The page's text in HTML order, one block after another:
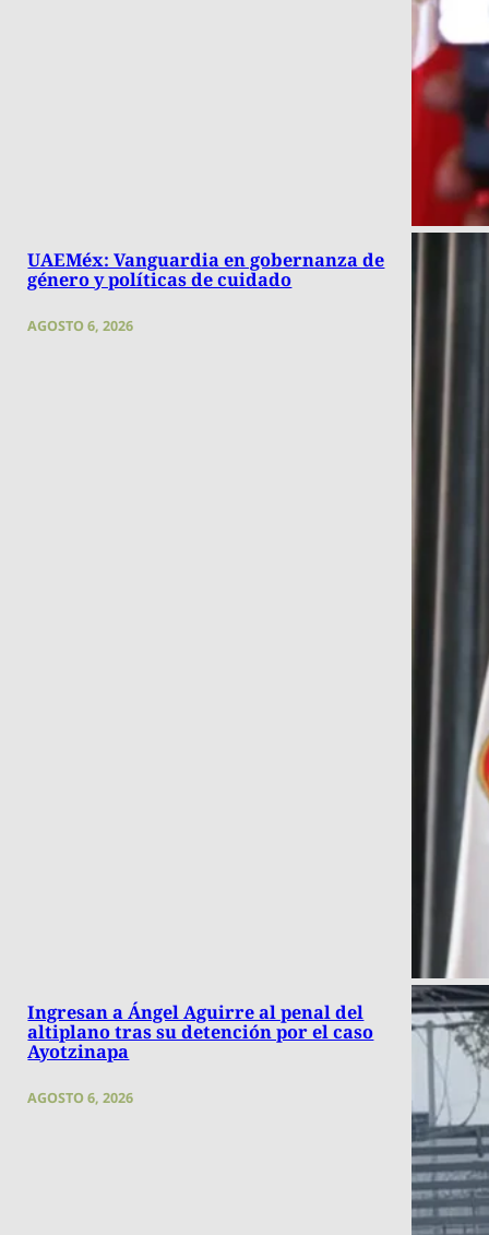
UAEMéx: Vanguardia en gobernanza de
género y políticas de cuidado
AGOSTO 6, 2026
Ingresan a Ángel Aguirre al penal del
altiplano tras su detención por el caso
Ayotzinapa
AGOSTO 6, 2026